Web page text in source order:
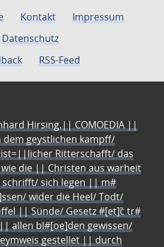
Kontakt
Impressum
Datenschutz
RSS-Feed
Hirsing.|| COMOEDIA ||
dem geystlichen kampff/
Ritterschafft/ das
die || Christen aus warheit
schrifft/ sich legen || m#
wider die Heel/ Todt/
|| Sünde/ Gesetz #[et]c̃ tr#
allen bl#[oe]den gewissen/
gestellet || durch